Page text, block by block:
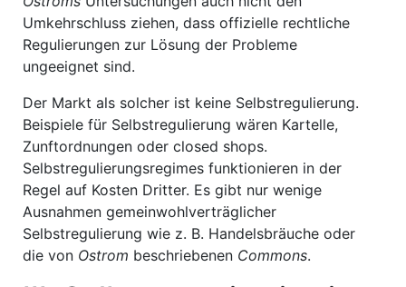
Umkehrschluss ziehen, dass offizielle rechtliche
Regulierungen zur Lösung der Probleme
ungeeignet sind.
Der Markt als solcher ist keine Selbstregulierung.
Beispiele für Selbstregulierung wären Kartelle,
Zunftordnungen oder closed shops.
Selbstregulierungsregimes funktionieren in der
Regel auf Kosten Dritter. Es gibt nur wenige
Ausnahmen gemeinwohlverträglicher
Selbstregulierung wie z. B. Handelsbräuche oder
die von Ostrom beschriebenen Commons.